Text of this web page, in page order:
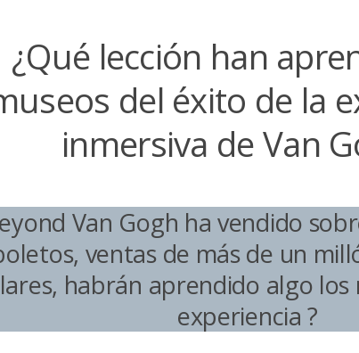
¿Qué lección han
del éxito de la
inmersiva de Van
Van Gogh ha vendido
ventas de más de un
habrán aprendido algo los
experiencia ?